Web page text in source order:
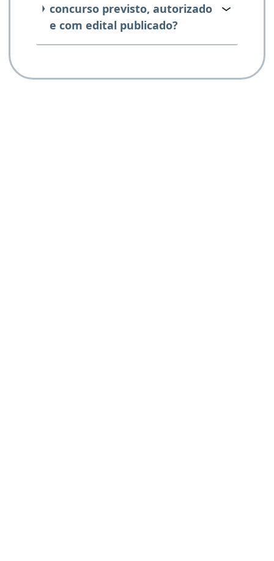
concurso previsto, autorizado
e com edital publicado?